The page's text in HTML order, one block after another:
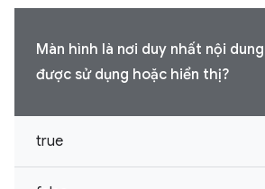
Màn hình là nơi duy nhất nội
được sử dụng hoặc hiển thị?
true